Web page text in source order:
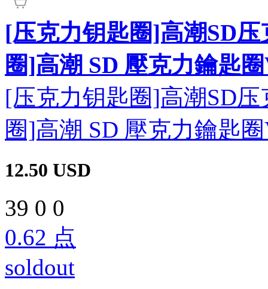
[压克力钥匙圈]高潮SD
圈]高潮 SD 壓克力鑰匙
[压克力钥匙圈]高潮SD
圈]高潮 SD 壓克力鑰匙
12.50 USD
39 0 0
0.62 点
soldout